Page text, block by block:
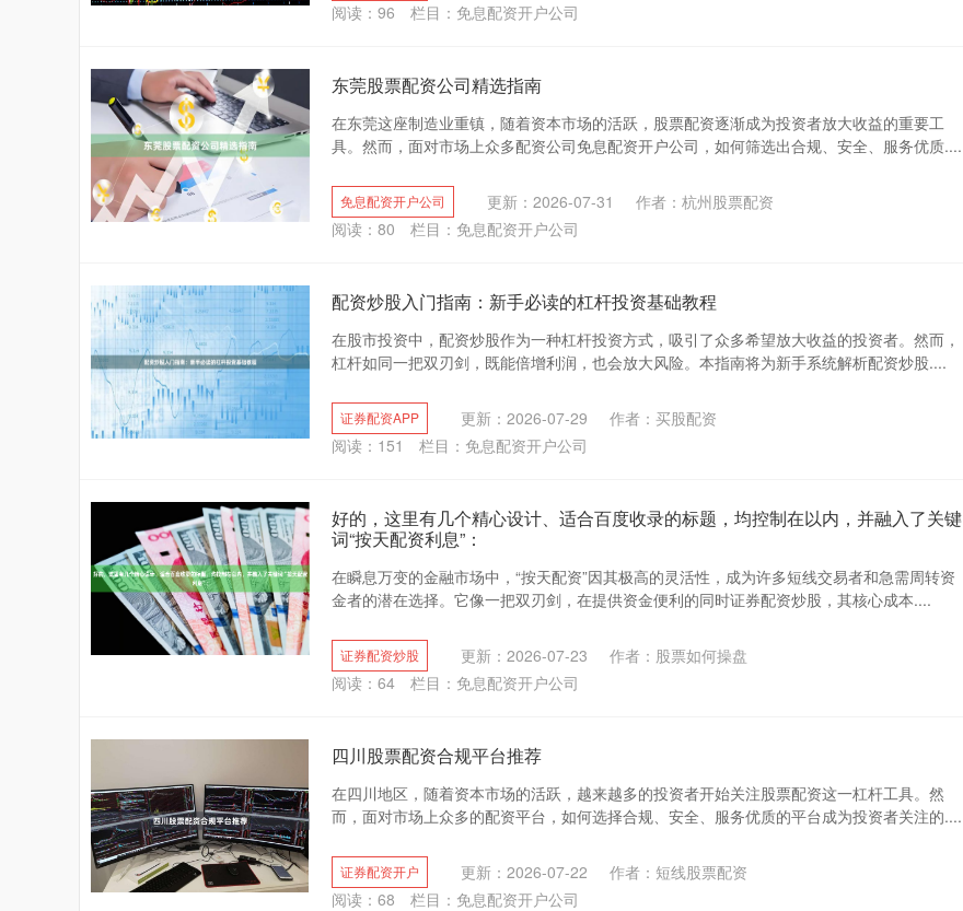
阅读： 96 栏目： 免息配资开户公司
东莞股票配资公司精选指南
在东莞这座制造业重镇，随着资本市场的活跃，股票配资逐渐成为投资者放大收益的重要工
具。然而，面对市场上众多配资公司免息配资开户公司，如何筛选出合规、安全、服务优质....
免息配资开户公司 更新：2026-07-31
作者：杭州股票配资
阅读： 80 栏目： 免息配资开户公司
配资炒股入门指南：新手必读的杠杆投资基础教程
在股市投资中，配资炒股作为一种杠杆投资方式，吸引了众多希望放大收益的投资者。然而，
杠杆如同一把双刃剑，既能倍增利润，也会放大风险。本指南将为新手系统解析配资炒股....
证券配资APP 更新：2026-07-29
作者：买股配资
阅读： 151 栏目： 免息配资开户公司
好的，这里有几个精心设计、适合百度收录的标题，均控制在以内，并融入了关键
词“按天配资利息”：
在瞬息万变的金融市场中，“按天配资”因其极高的灵活性，成为许多短线交易者和急需周转资
金者的潜在选择。它像一把双刃剑，在提供资金便利的同时证券配资炒股，其核心成本....
证券配资炒股 更新：2026-07-23
作者：股票如何操盘
阅读： 64 栏目： 免息配资开户公司
四川股票配资合规平台推荐
在四川地区，随着资本市场的活跃，越来越多的投资者开始关注股票配资这一杠杆工具。然
而，面对市场上众多的配资平台，如何选择合规、安全、服务优质的平台成为投资者关注的....
证券配资开户 更新：2026-07-22
作者：短线股票配资
阅读： 68 栏目： 免息配资开户公司